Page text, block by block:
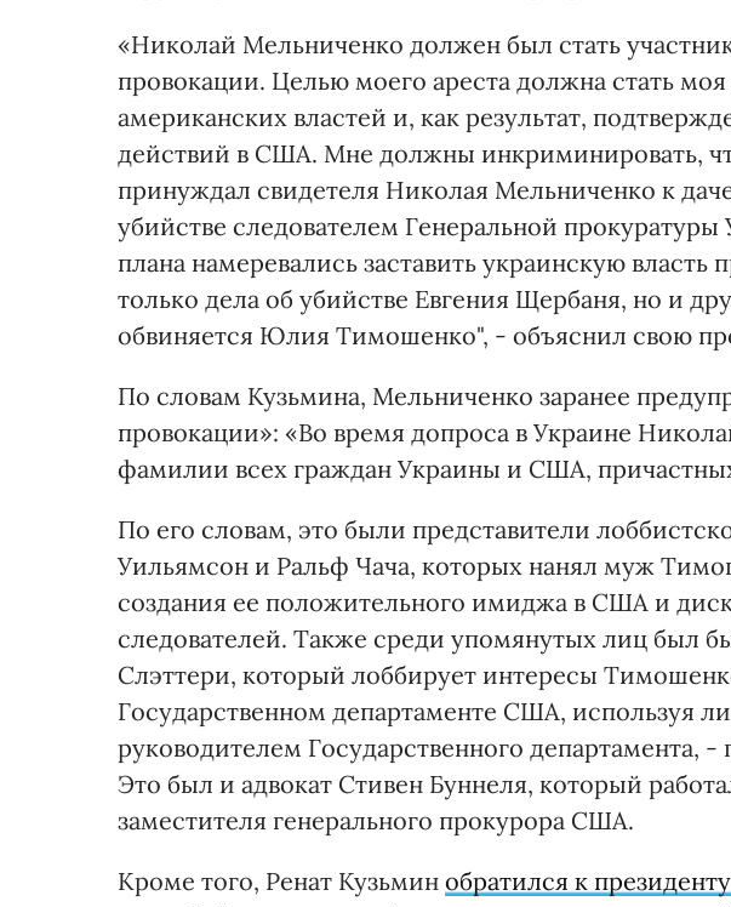
«Николай Мельниченко должен был стать
провокации. Целью моего ареста должна стать моя
американских властей и, как результат,
действий в США. Мне должны инкриминировать,
принуждал свидетеля Николая Мельниченко к
убийстве следователем Генеральной
плана намеревались заставить украинскую власть
только дела об убийстве Евгения Щербаня, но и
обвиняется Юлия Тимошенко", - объяснил свою
По словам Кузьмина, Мельниченко заранее
провокации»: «Во время допроса в Украине
фамилии всех граждан Украины и США,
По его словам, это были представители
Уильямсон и Ральф Чача, которых нанял муж
создания ее положительного имиджа в США и
следователей. Также среди упомянутых лиц был
Слэттери, который лоббирует интересы
Государственном департаменте США, используя
руководителем Государственного департамента,
Это был и адвокат Стивен Буннеля, который
заместителя генерального прокурора США.
Кроме того, Ренат Кузьмин обратился к